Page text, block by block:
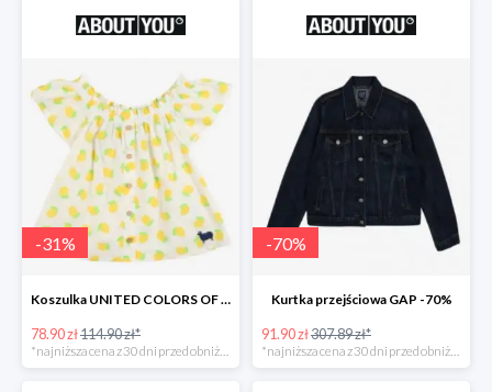
-31%
Koszulka UNITED COLORS OF BENETTON
78.90 zł114.90 zł*
*najniższa cena z 30 dni przed obniżką
-70%
Kurtka przejściowa GAP -70%
91.90 zł307.89 zł*
*najniższa cena z 30 dni przed obniżką